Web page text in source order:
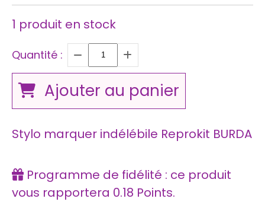
1 produit en stock
Quantité :
Ajouter au panier
Stylo marquer indélébile Reprokit BURDA
Programme de fidélité : ce produit
vous rapportera 0.18 Points.